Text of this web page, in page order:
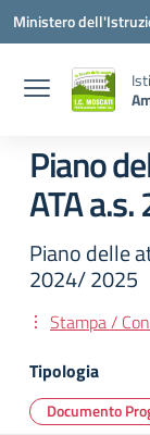
Vai ai contenuti
Vai al menu di
Vai al footer
Ministero
Piano
ATA
Piano delle
2024/ 2025
Stampa /
Tipologia
Documento